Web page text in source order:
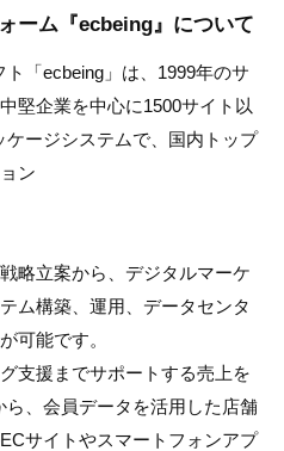
ーム『ecbeing』について
「ecbeing」は、1999年のサ
堅企業を中心に1500サイト以
ケージシステムで、国内トップ
ン
略立案から、デジタルマーケ
ム構築、運用、データセンタ
可能です。
支援までサポートする売上を
ら、会員データを活用した店舗
サイトやスマートフォンアプ